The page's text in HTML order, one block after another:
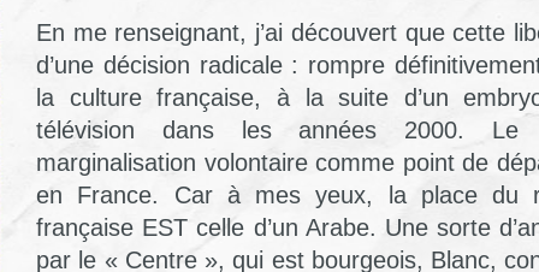
En me renseignant, j’ai découvert que cette
d’une décision radicale : rompre
la culture française, à la suite d’un
télévision dans les années 2000. Le
marginalisation volontaire comme point de
en France. Car à mes yeux, la place du
française EST celle d’un Arabe. Une sorte
par le « Centre », qui est bourgeois, Blanc,